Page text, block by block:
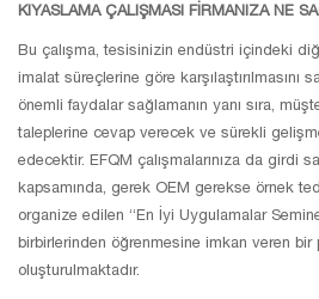
KIYASLAMA ÇALIŞMASI FİRMANIZA NE
Bu çalışma, tesisinizin endüstri içindeki
imalat süreçlerine göre karşılaştırılmasını
önemli faydalar sağlamanın yanı sıra,
taleplerine cevap verecek ve sürekli
edecektir. EFQM çalışmalarınıza da girdi
kapsamında, gerek OEM gerekse örnek
organize edilen “En İyi Uygulamalar
birbirlerinden öğrenmesine imkan veren bir
oluşturulmaktadır.